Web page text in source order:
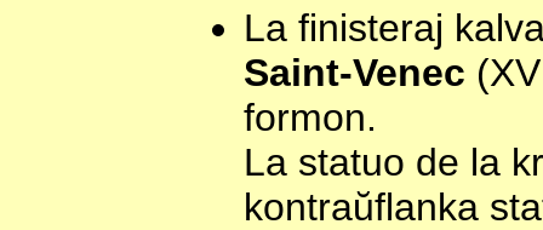
La finisteraj
Saint-Venec
formon.
La statuo de la
kontraŭflanka